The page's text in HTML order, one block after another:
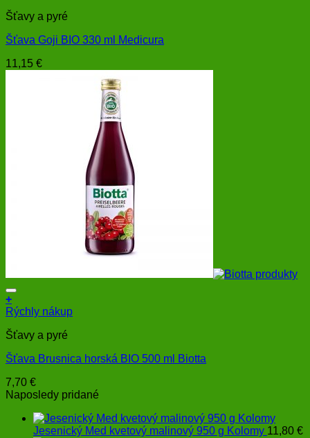
Šťavy a pyré
Šťava Goji BIO 330 ml Medicura
11,15 €
+
Rýchly nákup
Šťavy a pyré
Šťava Brusnica horská BIO 500 ml Biotta
7,70 €
Naposledy pridané
Jesenický Med kvetový malinový 950 g Kolomy 11,80 €